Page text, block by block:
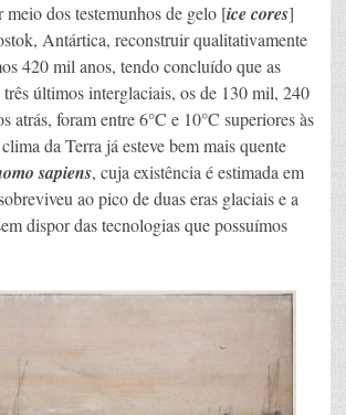
meio dos testemunhos de gelo [ice cores]
Antártica, reconstruir qualitativamente
420 mil anos, tendo concluído que as
três últimos interglaciais, os de 130 mil, 240
atrás, foram entre 6°C e 10°C superiores às
da Terra já esteve bem mais quente
sapiens, cuja existência é estimada em
ao pico de duas eras glaciais e a
dispor das tecnologias que possuímos